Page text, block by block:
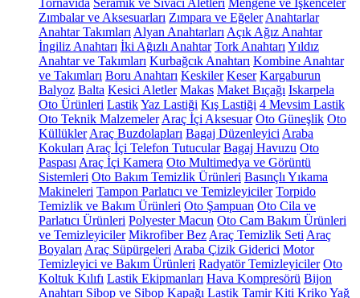
Tornavida Seramik ve Sıvacı Aletleri Mengene ve İşkenceler
Zımbalar ve Aksesuarları Zımpara ve Eğeler Anahtarlar
Anahtar Takımları Alyan Anahtarları Açık Ağız Anahtar
İngiliz Anahtarı İki Ağızlı Anahtar Tork Anahtarı Yıldız
Anahtar ve Takımları Kurbağcık Anahtarı Kombine Anahtar
ve Takımları Boru Anahtarı Keskiler Keser Kargaburun
Balyoz Balta Kesici Aletler Makas Maket Bıçağı Iskarpela
Oto Ürünleri LastikYaz Lastiği Kış Lastiği 4 Mevsim Lastik
Oto Teknik Malzemeler Araç İçi Aksesuar Oto Güneşlik Oto
Küllükler Araç Buzdolapları Bagaj Düzenleyici Araba
Kokuları Araç İçi Telefon Tutucular Bagaj Havuzu Oto
Paspası Araç İçi Kamera Oto Multimedya ve Görüntü
Sistemleri Oto Bakım Temizlik Ürünleri Basınçlı Yıkama
Makineleri Tampon Parlatıcı ve Temizleyiciler Torpido
Temizlik ve Bakım Ürünleri Oto Şampuan Oto Cila ve
Parlatıcı Ürünleri Polyester Macun Oto Cam Bakım Ürünleri
ve Temizleyiciler Mikrofiber Bez Araç Temizlik Seti Araç
Boyaları Araç Süpürgeleri Araba Çizik Giderici Motor
Temizleyici ve Bakım Ürünleri Radyatör Temizleyiciler Oto
Koltuk Kılıfı Lastik Ekipmanları Hava Kompresörü Bijon
Anahtarı Sibop ve Sibop Kapağı Lastik Tamir Kiti KrikoYağ